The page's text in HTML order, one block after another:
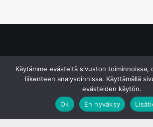
Käytämme evästeitä sivuston toiminnoissa,
liikenteen analysoinnissa. Käyttämällä
evästeiden käytön.
Ok
En hyväksy